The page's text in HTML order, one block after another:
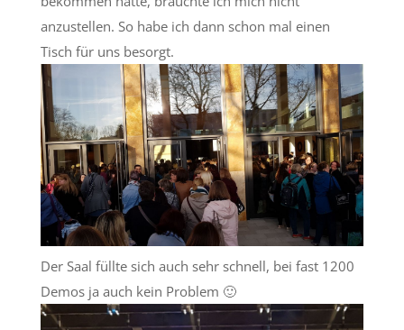
anzustellen. So habe ich dann schon mal einen
Tisch für uns besorgt.
Der Saal füllte sich auch sehr schnell, bei fast 1200
Demos ja auch kein Problem 🙂